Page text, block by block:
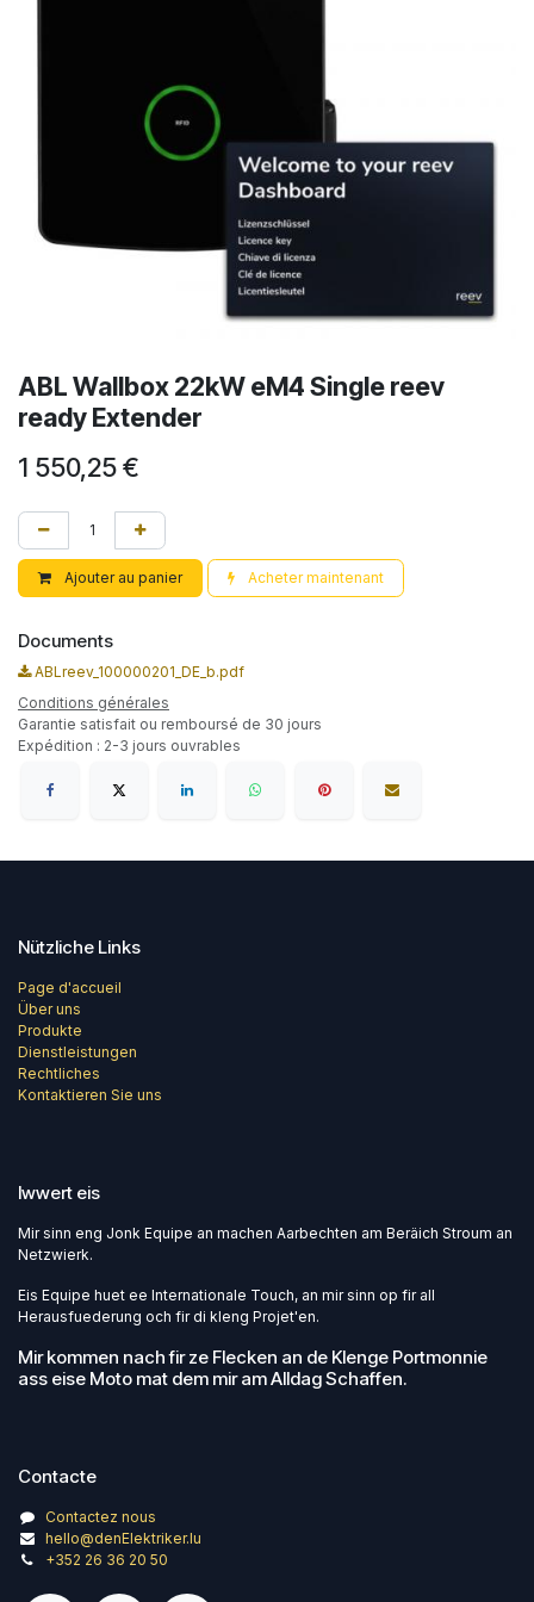
ABL Wallbox 22kW eM4 Single reev
ready Extender
1 550,25€
Ajouter au panier Acheter maintenant
Documents
ABLreev_100000201_DE_b.pdf
Conditions générales
Garantie satisfait ou remboursé de 30 jours
Expédition : 2-3 jours ouvrables
Nützliche Links
Page d'accueil
Über uns
Produkte
Dienstleistungen
Rechtliches
Kontaktieren Sie uns
Iwwert eis
Mir sinn eng Jonk Equipe an machen Aarbechten am Beräich Stroum an
Netzwierk.
Eis Equipe huet ee Internationale Touch, an mir sinn op fir all
Herausfuederung och fir di kleng Projet'en.
Mir kommen nach fir ze Flecken an de Klenge Portmonnie
ass eise Moto mat dem mir am Alldag Schaffen.
Contacte
Contactez nous
hello@denElektriker.lu
+352 26 36 20 50